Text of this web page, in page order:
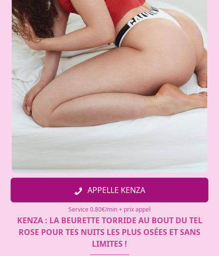
APPELLE KENZA
Service 0.80€/min + prix appel
KENZA : LA BEURETTE TORRIDE AU BOUT DU TEL
ROSE POUR TES NUITS LES PLUS OSÉES ET SANS
LIMITES !